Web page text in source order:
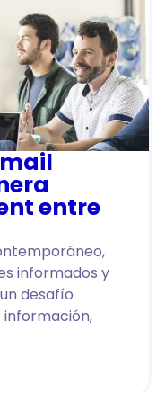
entre
informados y
desafío